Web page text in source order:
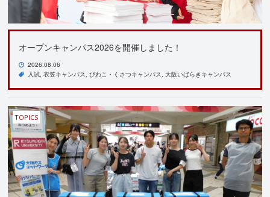
オープンキャンパス2026を開催しました！
2026.08.06
入試 衣笠キャンパス びわこ・くさつキャンパス 大阪いばらきキャンパス
TOPICS